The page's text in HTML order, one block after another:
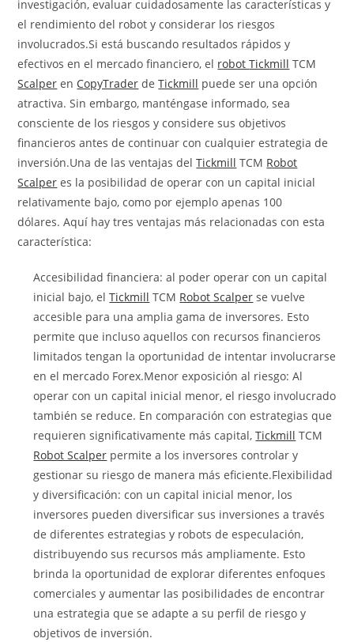
investigación, evaluar cuidadosamente las características y
el rendimiento del robot y considerar los riesgos
involucrados.Si está buscando resultados rápidos y
efectivos en el mercado financiero, el robotTickmill TCM
Scalper en CopyTrader deTickmill puede ser una opción
atractiva. Sin embargo, manténgase informado, sea
consciente de los riesgos y considere sus objetivos
financieros antes de continuar con cualquier estrategia de
inversión.Una de las ventajas delTickmill TCM Robot
Scalper es la posibilidad de operar con un capital inicial
relativamente bajo, como por ejemplo apenas 100
dólares. Aquí hay tres ventajas más relacionadas con esta
característica:
Accesibilidad financiera: al poder operar con un capital
inicial bajo, elTickmill TCM Robot Scalper se vuelve
accesible para una amplia gama de inversores. Esto
permite que incluso aquellos con recursos financieros
limitados tengan la oportunidad de intentar involucrarse
en el mercado Forex.Menor exposición al riesgo: Al
operar con un capital inicial menor, el riesgo involucrado
también se reduce. En comparación con estrategias que
requieren significativamente más capital,Tickmill TCM
Robot Scalper permite a los inversores controlar y
gestionar su riesgo de manera más eficiente.Flexibilidad
y diversificación: con un capital inicial menor, los
inversores pueden diversificar sus inversiones a través
de diferentes estrategias y robots de especulación,
distribuyendo sus recursos más ampliamente. Esto
brinda la oportunidad de explorar diferentes enfoques
comerciales y aumentar las posibilidades de encontrar
una estrategia que se adapte a su perfil de riesgo y
objetivos de inversión.